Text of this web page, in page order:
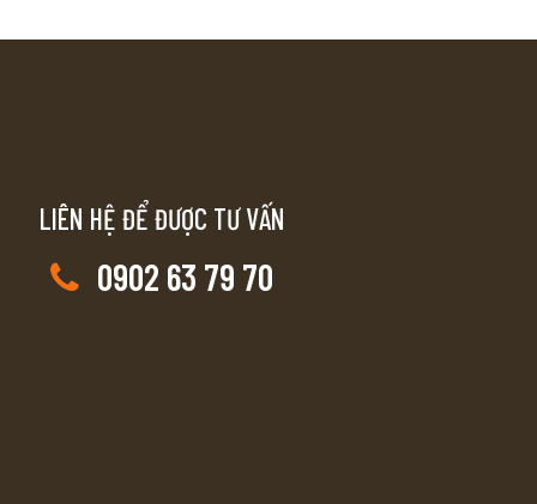
LIÊN HỆ ĐỂ ĐƯỢC TƯ VẤN
0902 63 79 70